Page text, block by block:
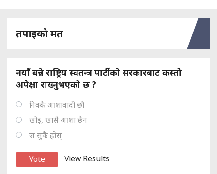
तपाइको मत
नयाँ बन्ने राष्ट्रिय स्वतन्त्र पार्टीको सरकारबाट कस्तो
अपेक्षा राख्नुभएको छ ?
निक्कै आशावादी छौ
खोइ, खासै आशा छैन
ज सुकै होस्
View Results